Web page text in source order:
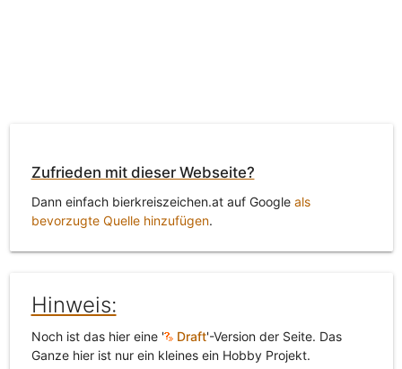
Zufrieden mit dieser Webseite?
Dann einfach bierkreiszeichen.at auf Google als
bevorzugte Quelle hinzufügen.
Hinweis:
Noch ist das hier eine ' Draft'-Version der Seite. Das
Ganze hier ist nur ein kleines ein Hobby Projekt.